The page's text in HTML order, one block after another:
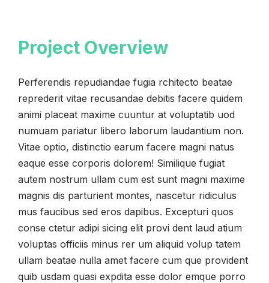
Project Overview
Perferendis repudiandae fugia rchitecto beatae
reprederit vitae recusandae debitis facere quidem
animi placeat maxime cuuntur at voluptatib uod
numuam pariatur libero laborum laudantium non.
Vitae optio, distinctio earum facere magni natus
eaque esse corporis dolorem! Similique fugiat
autem nostrum ullam cum est sunt magni maxime
magnis dis parturient montes, nascetur ridiculus
mus faucibus sed eros dapibus. Excepturi quos
conse ctetur adipi sicing elit provi dent laud atium
voluptas officiis minus rer um aliquid volup tatem
ullam beatae nulla amet facere cum que provident
quib usdam quasi expdita esse dolor emque porro